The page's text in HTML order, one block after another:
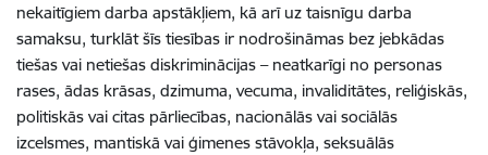
nekaitīgiem darba apstākļiem, kā arī uz taisnīgu darba
samaksu, turklāt šīs tiesības ir nodrošināmas bez jebkādas
tiešas vai netiešas diskriminācijas – neatkarīgi no personas
rases, ādas krāsas, dzimuma, vecuma, invaliditātes, reliģiskās,
politiskās vai citas pārliecības, nacionālās vai sociālās
izcelsmes, mantiskā vai ģimenes stāvokļa, seksuālās